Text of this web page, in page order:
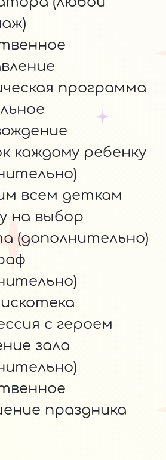
программа
каждому ребенку
всем деткам
на выбор
(дополнительно)
с героем
зала
праздника